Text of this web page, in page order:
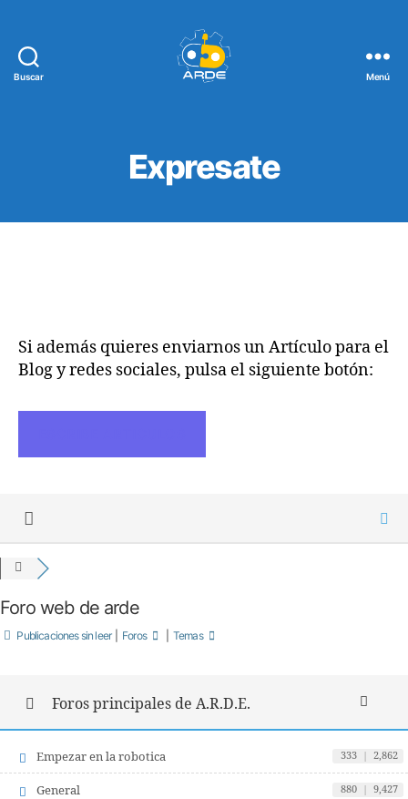
Buscar Menú
Expresate
Si además quieres enviarnos un Artículo para el
Blog y redes sociales, pulsa el siguiente botón:
Foro web de arde
Publicaciones sin leer Foros Temas
Foros principales de A.R.D.E.
Empezar en la robotica 333 | 2,862
General 880 | 9,427